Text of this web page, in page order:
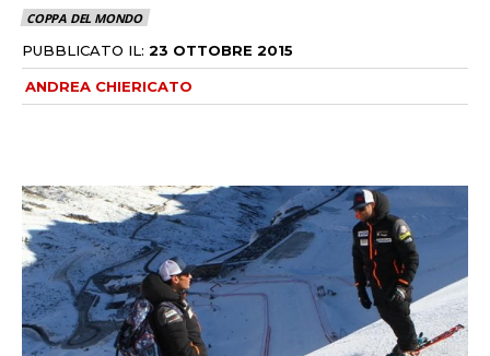
COPPA DEL MONDO
PUBBLICATO IL: 23 OTTOBRE 2015
ANDREA CHIERICATO